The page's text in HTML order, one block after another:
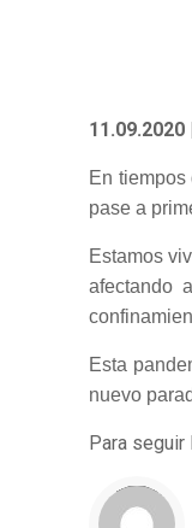
11.09.2020
En
pase a
Estamos
afectando
Esta
nuevo
Para
Notice
: Trying to access array offset on value of type null in
/home/misioner/public_html/padresblancos/themes/betheme/includes/content-single.php
on line
286